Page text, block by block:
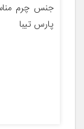
پارس تیبا